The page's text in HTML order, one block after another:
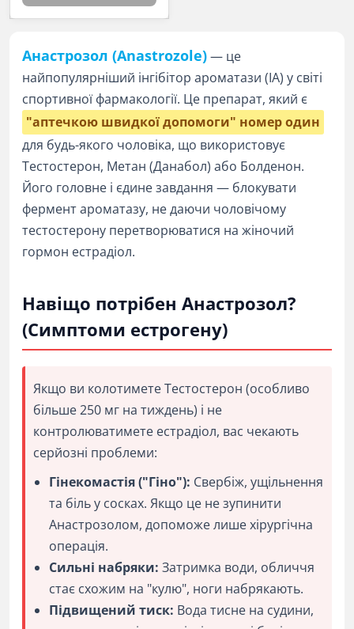
Анастрозол (Anastrozole)— це
найпопулярніший інгібітор ароматази (ІА) у світі
спортивної фармакології. Це препарат, який є
"аптечкою швидкої допомоги" номер один
для будь-якого чоловіка, що використовує
Тестостерон, Метан (Данабол) або Болденон.
Його головне і єдине завдання — блокувати
фермент ароматазу, не даючи чоловічому
тестостерону перетворюватися на жіночий
гормон естрадіол.
Навіщо потрібен Анастрозол?
(Симптоми естрогену)
Якщо ви колотимете Тестостерон (особливо
більше 250 мг на тиждень) і не
контролюватимете естрадіол, вас чекають
серйозні проблеми:
Гінекомастія ("Гіно"): Свербіж, ущільнення
та біль у сосках. Якщо це не зупинити
Анастрозолом, допоможе лише хірургічна
операція.
Сильні набряки: Затримка води, обличчя
стає схожим на "кулю", ноги набрякають.
Підвищений тиск: Вода тисне на судини,